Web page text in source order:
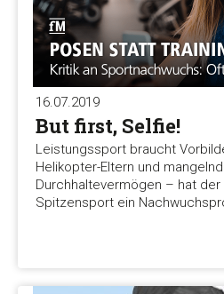
16.07.2019
But first, Selfie!
Leistungssport braucht
Helikopter-Eltern und
Durchhaltevermögen – hat
Spitzensport ein